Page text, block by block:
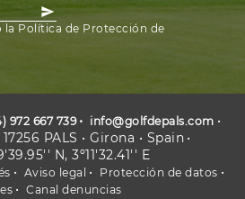
la Política de Protección de
972 667 739 info@golfdepals.com
PALS • Girona • Spain
N, 3º11'32.41'' E
Aviso legal
Protección de datos
Canal denuncias